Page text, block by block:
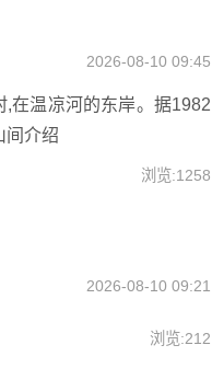
2026-08-10 09:45
在温凉河的东岸。据1982
间介绍
浏览:1258
2026-08-10 09:21
浏览:212